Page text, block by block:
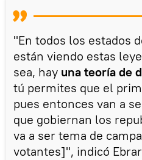
"En todos los estados
están viendo estas
sea, hay una teoría de
tú permites que el
pues entonces van a
que gobiernan los
va a ser tema de
votantes]", indicó